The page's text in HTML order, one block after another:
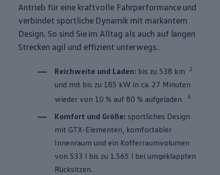
Antrieb für eine kraftvolle Fahrperformance und
verbindet sportliche Dynamik mit markantem
Design. So sind Sie im Alltag als auch auf langen
Strecken agil und effizient unterwegs.
Reichweite und Laden: bis zu 538 km 2
und mit bis zu 185 kW in ca. 27 Minuten
wieder von 10 % auf 80 % aufgeladen.
6
Komfort und Größe: sportliches Design
mit GTX-Elementen, komfortabler
Innenraum und ein Kofferraumvolumen
von 533 l bis zu 1.565 l bei umgeklappten
Rücksitzen.